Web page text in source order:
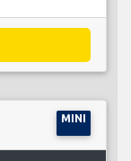
MINI